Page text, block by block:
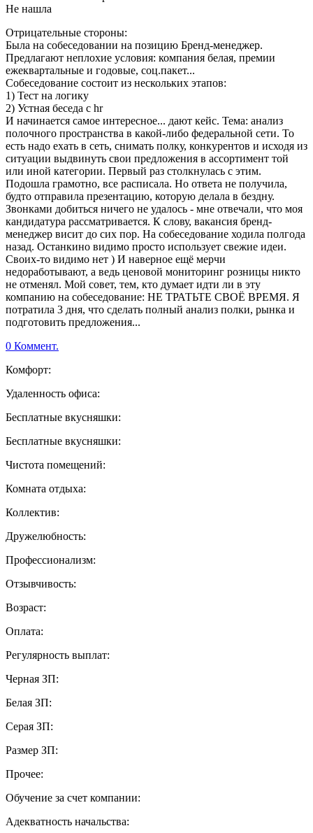
Не нашла
Отрицательные стороны:
Была на собеседовании на позицию Бренд-менеджер.
Предлагают неплохие условия: компания белая, премии
ежеквартальные и годовые, соц.пакет...
Собеседование состоит из нескольких этапов:
1) Тест на логику
2) Устная беседа с hr
И начинается самое интересное... дают кейс. Тема: анализ
полочного пространства в какой-либо федеральной сети. То
есть надо ехать в сеть, снимать полку, конкурентов и исходя из
ситуации выдвинуть свои предложения в ассортимент той
или иной категории. Первый раз столкнулась с этим.
Подошла грамотно, все расписала. Но ответа не получила,
будто отправила презентацию, которую делала в бездну.
Звонками добиться ничего не удалось - мне отвечали, что моя
кандидатура рассматривается. К слову, вакансия бренд-
менеджер висит до сих пор. На собеседование ходила полгода
назад. Останкино видимо просто использует свежие идеи.
Своих-то видимо нет ) И наверное ещё мерчи
недоработывают, а ведь ценовой мониторинг розницы никто
не отменял. Мой совет, тем, кто думает идти ли в эту
компанию на собеседование: НЕ ТРАТЬТЕ СВОЁ ВРЕМЯ. Я
потратила 3 дня, что сделать полный анализ полки, рынка и
подготовить предложения...
0 Коммент.
Комфорт:
Удаленность офиса:
Бесплатные вкусняшки:
Бесплатные вкусняшки:
Чистота помещений:
Комната отдыха:
Коллектив:
Дружелюбность:
Профессионализм:
Отзывчивость:
Возраст:
Оплата:
Регулярность выплат:
Черная ЗП:
Белая ЗП:
Серая ЗП:
Размер ЗП:
Прочее:
Обучение за счет компании:
Адекватность начальства: